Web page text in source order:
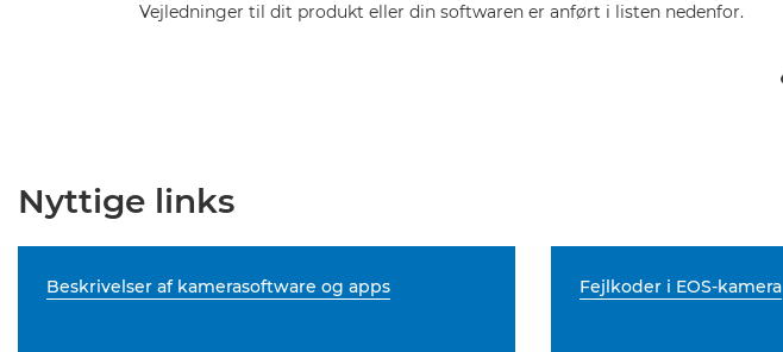
Vejledninger til dit produkt eller din softwaren er anført i listen nedenfor.
Nyttige links
Beskrivelser af kamerasoftware og apps Fejlkoder i EOS-kamera